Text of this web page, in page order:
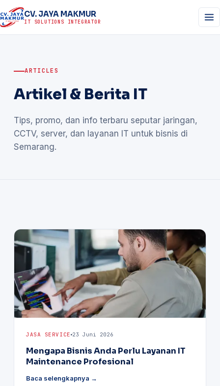
CV. JAYA MAKMUR
IT SOLUTIONS INTEGRATOR
ARTICLES
Artikel & Berita IT
Tips, promo, dan info terbaru seputar jaringan,
CCTV, server, dan layanan IT untuk bisnis di
Semarang.
JASA SERVICE 23 Juni 2026
Mengapa Bisnis Anda Perlu Layanan IT
Maintenance Profesional
Baca selengkapnya →